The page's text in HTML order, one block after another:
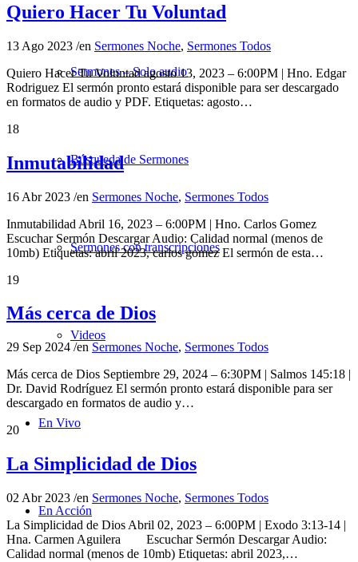
Sermones – Solo audio
Búsqueda de Sermones
Sermones con transcripciones
Videos
En Vivo
En Acción
Quiero Hacer Tu Voluntad
13 Ago 2023 /en Sermones Noche, Sermones Todos
Quiero Hacer Tu Voluntad agosto 13, 2023 – 6:00PM | Hno. Edgar
Rodriguez El sermón pronto estará disponible para ser descargado
en formatos de audio y PDF. Etiquetas: agosto…
18
Inmutabilidad
16 Abr 2023 /en Sermones Noche, Sermones Todos
Inmutabilidad Abril 16, 2023 – 6:00PM | Hno. Carlos Gomez
Escuchar Sermón Descargar Audio: Calidad normal (menos de
10mb) Etiquetas: abril 2023, carlos gomez El sermón de esta…
19
Más cerca de Dios
29 Sep 2024 /en Sermones Noche, Sermones Todos
Más cerca de Dios Septiembre 29, 2024 – 6:30PM | Salmos 145:18 |
Dr. David Rodríguez El sermón pronto estará disponible para ser
descargado en formatos de audio y…
20
La Simplicidad de Dios
02 Abr 2023 /en Sermones Noche, Sermones Todos
La Simplicidad de Dios Abril 02, 2023 – 6:00PM | Exodo 3:13-14 |
Hna. Carmen Aguilera Escuchar Sermón Descargar Audio:
Calidad normal (menos de 10mb) Etiquetas: abril 2023,…